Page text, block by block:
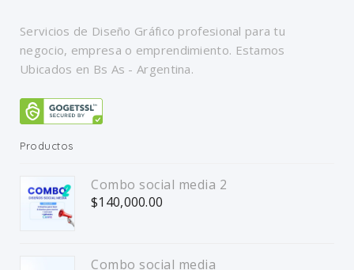
Servicios de Diseño Gráfico profesional para tu
negocio, empresa o emprendimiento. Estamos
Ubicados en Bs As - Argentina.
Productos
Combo social media 2
$140,000.00
Combo social media